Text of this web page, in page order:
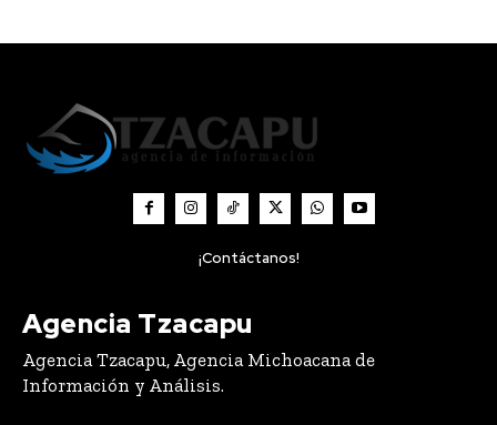
¡Contáctanos!
Agencia Tzacapu
Agencia Tzacapu, Agencia Michoacana de
Información y Análisis.